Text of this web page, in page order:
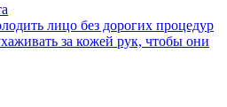
лицо без дорогих процедур
за кожей рук, чтобы они